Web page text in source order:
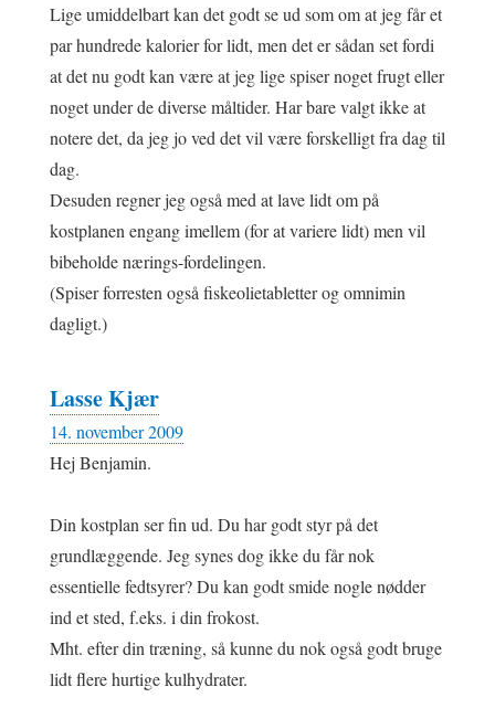
Lige umiddelbart kan det godt se ud som om at jeg får et
par hundrede kalorier for lidt, men det er sådan set fordi
at det nu godt kan være at jeg lige spiser noget frugt eller
noget under de diverse måltider. Har bare valgt ikke at
notere det, da jeg jo ved det vil være forskelligt fra dag til
dag.
Desuden regner jeg også med at lave lidt om på
kostplanen engang imellem (for at variere lidt) men vil
bibeholde nærings-fordelingen.
(Spiser forresten også fiskeolietabletter og omnimin
dagligt.)
Lasse Kjær
14. november 2009
Hej Benjamin.
Din kostplan ser fin ud. Du har godt styr på det
grundlæggende. Jeg synes dog ikke du får nok
essentielle fedtsyrer? Du kan godt smide nogle nødder
ind et sted, f.eks. i din frokost.
Mht. efter din træning, så kunne du nok også godt bruge
lidt flere hurtige kulhydrater.